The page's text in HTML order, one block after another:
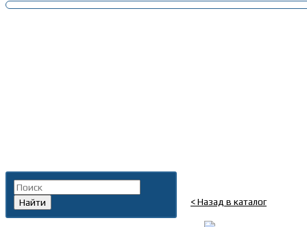
< Назад в каталог
Найти